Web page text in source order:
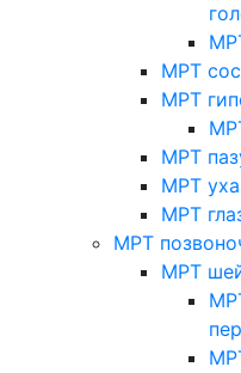
МРТ
МРТ
МРТ
МРТ уха
МРТ
МРТ
МРТ